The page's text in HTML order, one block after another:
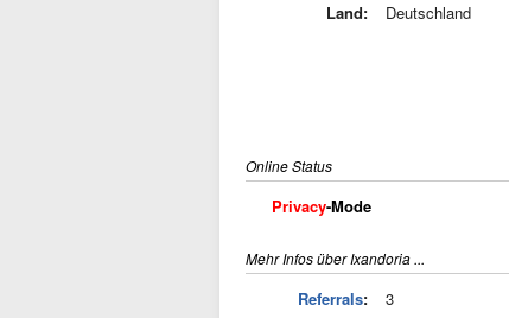
Land:
Deutschland
Online Status
Privacy-Mode
Mehr Infos über Ixandoria ...
Referrals:
3